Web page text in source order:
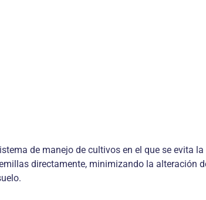
de manejo de cultivos en el que se evita
directamente, minimizando la alteración